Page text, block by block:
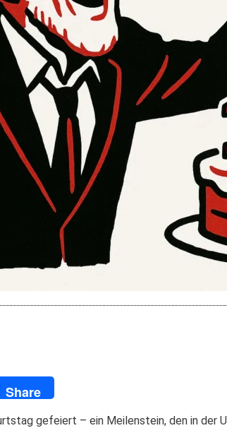
Share
gefeiert – ein Meilenstein, den in der